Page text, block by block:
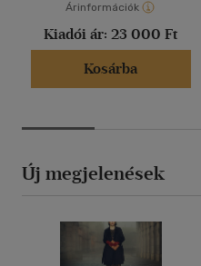
Árinformációk
Kiadói ár: 23 000 Ft
Kosárba
Új megjelenések